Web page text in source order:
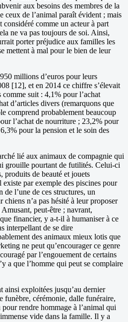
aux besoins des membres de la
ceux de l’animal paraît évident ; mais
considéré comme un acteur à part
ne va pas toujours de soi. Ainsi,
porter préjudice aux familles les
mettent à mal pour le bien de leur
millions d’euros pour leurs
[12], et en 2014 ce chiffre s’élevait
suit : 4,1% pour l’achat
d’articles divers (remarquons que
comprend probablement beaucoup
l’achat de nourriture ; 23,2% pour
pour la pension et le soin des
lié aux animaux de compagnie qui
grouille pourtant de futilités. Celui-ci
produits de beauté et jouets
par exemple des piscines pour
l’une de ces structures, un
n’a pas hésité à leur proposer
peut-être ; navrant,
financier, y a-t-il à humaniser à ce
interpellant de se dire
des animaux mieux lotis que
ne peut qu’encourager ce genre
par l’engouement de certains
a que l’homme qui peut se complaire
ainsi exploitées jusqu’au dernier
funèbre, cérémonie, dalle funéraire,
rendre hommage à l’animal qui
vide dans la famille. Il y a